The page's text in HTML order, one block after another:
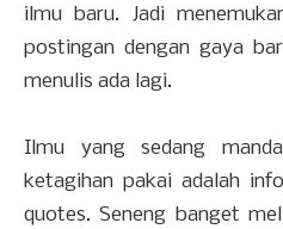
ilmu baru. Jadi
postingan dengan gaya
menulis ada lagi.
Ilmu yang sedang
ketagihan pakai adalah
quotes. Seneng banget